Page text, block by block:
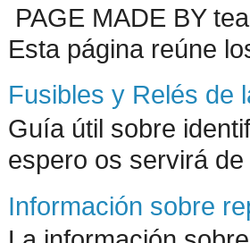
PAGE MADE BY
Esta página reúne
Fusibles y Relés de
Guía útil sobre
espero os servirá
Información sobre